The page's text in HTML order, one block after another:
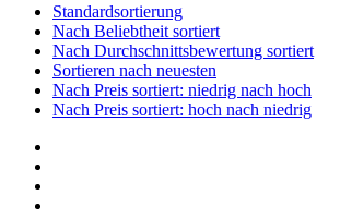
Standardsortierung
Nach Beliebtheit sortiert
Nach Durchschnittsbewertung sortiert
Sortieren nach neuesten
Nach Preis sortiert: niedrig nach hoch
Nach Preis sortiert: hoch nach niedrig